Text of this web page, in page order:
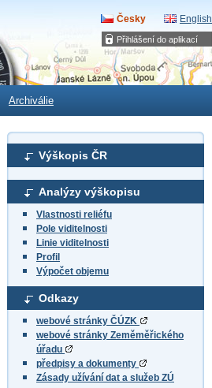
Přihlášení do aplikací
Česky English
Archiválie
Výškopis ČR
Analýzy výškopisu
Vlastnosti reliéfu
Pole viditelnosti
Linie viditelnosti
Profil
Výpočet objemu
Odkazy
webové stránky ČÚZK
webové stránky Zeměměřického
úřadu
předpisy a dokumenty
Zásady užívání dat a služeb ZÚ